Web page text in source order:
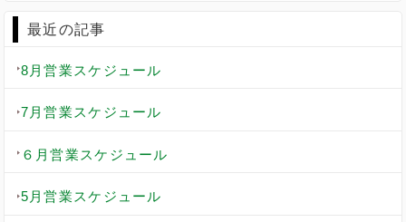
最近の記事
8月営業スケジュール
7月営業スケジュール
６月営業スケジュール
5月営業スケジュール